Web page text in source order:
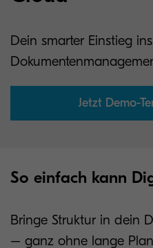
Dein smarter Einstieg
Jetzt Demo-
So einfach kann
Bringe Struktur in dein
– ganz ohne lange